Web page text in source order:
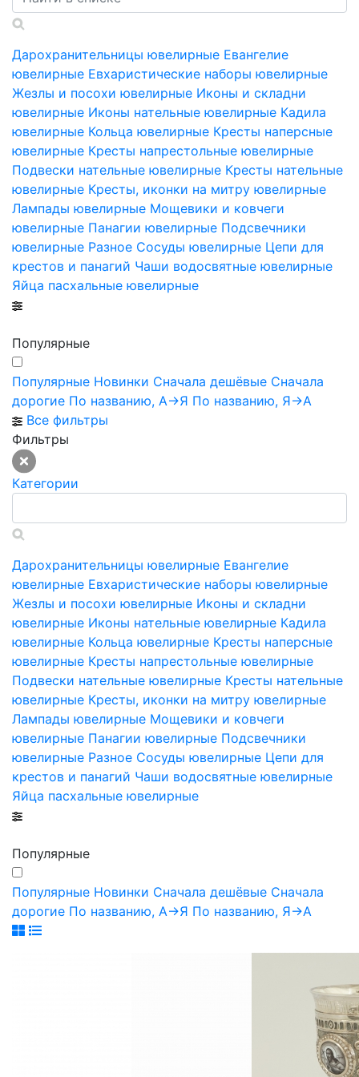
Дарохранительницы ювелирные Евангелие
ювелирные Евхаристические наборы ювелирные
Жезлы и посохи ювелирные Иконы и складни
ювелирные Иконы нательные ювелирные Кадила
ювелирные Кольца ювелирные Кресты наперсные
ювелирные Кресты напрестольные ювелирные
Подвески нательные ювелирные Кресты нательные
ювелирные Кресты, иконки на митру ювелирные
Лампады ювелирные Мощевики и ковчеги
ювелирные Панагии ювелирные Подсвечники
ювелирные Разное Сосуды ювелирные Цепи для
крестов и панагий Чаши водосвятные ювелирные
Яйца пасхальные ювелирные
Популярные
Популярные Новинки Сначала дешёвые Сначала
дорогие По названию, А->Я По названию, Я->А
Все фильтры
Фильтры
Категории
Дарохранительницы ювелирные Евангелие
ювелирные Евхаристические наборы ювелирные
Жезлы и посохи ювелирные Иконы и складни
ювелирные Иконы нательные ювелирные Кадила
ювелирные Кольца ювелирные Кресты наперсные
ювелирные Кресты напрестольные ювелирные
Подвески нательные ювелирные Кресты нательные
ювелирные Кресты, иконки на митру ювелирные
Лампады ювелирные Мощевики и ковчеги
ювелирные Панагии ювелирные Подсвечники
ювелирные Разное Сосуды ювелирные Цепи для
крестов и панагий Чаши водосвятные ювелирные
Яйца пасхальные ювелирные
Популярные
Популярные Новинки Сначала дешёвые Сначала
дорогие По названию, А->Я По названию, Я->А